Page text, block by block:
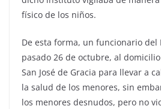
físico de los niños.
De esta forma, un funcionario del
pasado 26 de octubre, al
San José de Gracia para llevar a
la salud de los menores, sin
los menores desnudos, pero no